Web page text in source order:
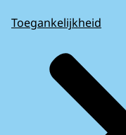
Toegankelijkheid